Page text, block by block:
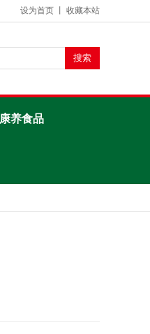
设为首页 收藏本站
康养食品